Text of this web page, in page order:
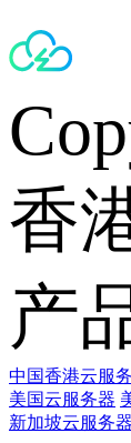
香
产
中国香港云服
美国云服务器
新加坡云服务器